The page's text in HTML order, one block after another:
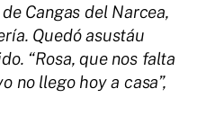
Cangas del Narcea,
Quedó asustáu
“Rosa, que nos falta
no llego hoy a casa”,